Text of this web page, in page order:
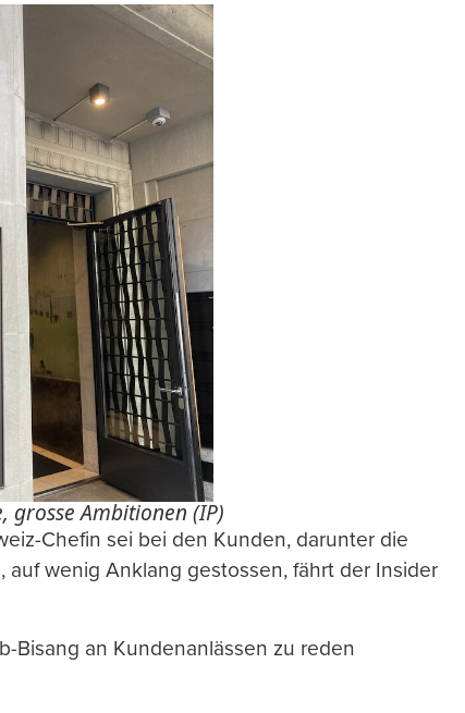
grosse Ambitionen (IP)
Chefin sei bei den Kunden, darunter die
auf wenig Anklang gestossen, fährt der Insider
Bisang an Kundenanlässen zu reden